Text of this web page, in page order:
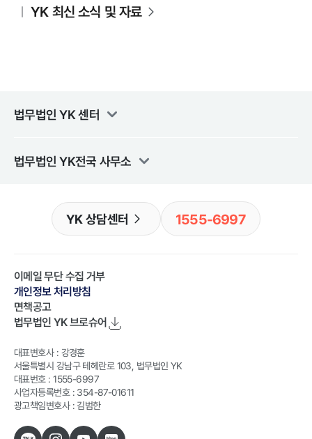
YK 최신 소식 및 자료
법무법인 YK센터
법무법인 YK전국 사무소
YK 상담센터 1555-6997
이메일 무단 수집 거부
개인정보 처리방침
면책공고
법무법인 YK브로슈어
대표변호사 : 강경훈
서울특별시 강남구 테헤란로 103, 법무법인 YK
대표번호 : 1555-6997
사업자등록번호 : 354-87-01611
광고책임변호사 : 김범한